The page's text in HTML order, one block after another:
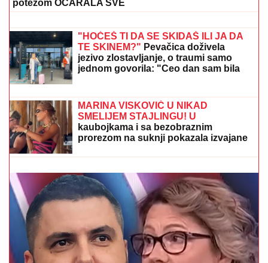
promenila život iz korena, pa pokazala
Drama na liniji borbe: Mladen Mijatović
se javio iz pakla, objavio jeziv snimak
sa lica mesta! (VIDEO)
(FOTO) SVI GLEDAJU U SARU JO!Pevačica i Aleksa
Bjelogrlić ne skidaju osmeh sa lica, a ona jednim
potezom OČARALA SVE